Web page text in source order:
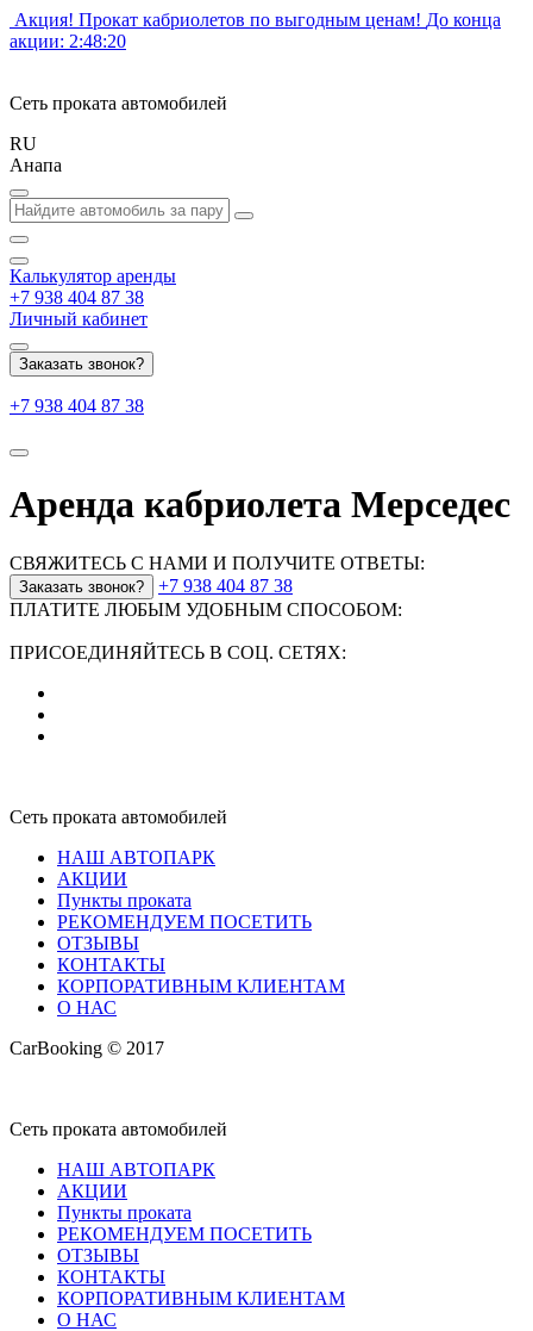
Акция! Прокат кабриолетов по выгодным ценам! До конца
акции: 2:48:20
Сеть проката автомобилей
RU
Анапа
Калькулятор аренды
+7 938 404 87 38
Личный кабинет
Заказать звонок?
+7 938 404 87 38
Аренда кабриолета Мерседес
СВЯЖИТЕСЬ С НАМИ И ПОЛУЧИТЕ ОТВЕТЫ:
Заказать звонок?
+7 938 404 87 38
ПЛАТИТЕ ЛЮБЫМ УДОБНЫМ СПОСОБОМ:
ПРИСОЕДИНЯЙТЕСЬ В СОЦ. СЕТЯХ:
Сеть проката автомобилей
НАШ АВТОПАРК
АКЦИИ
Пункты проката
РЕКОМЕНДУЕМ ПОСЕТИТЬ
ОТЗЫВЫ
КОНТАКТЫ
КОРПОРАТИВНЫМ КЛИЕНТАМ
О НАС
CarBooking © 2017
Сеть проката автомобилей
НАШ АВТОПАРК
АКЦИИ
Пункты проката
РЕКОМЕНДУЕМ ПОСЕТИТЬ
ОТЗЫВЫ
КОНТАКТЫ
КОРПОРАТИВНЫМ КЛИЕНТАМ
О НАС